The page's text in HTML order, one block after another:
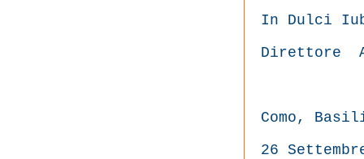
In Dulci
Direttore
Como,
26